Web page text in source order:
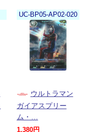
UC-BP05-AP02-020
ウルトラマン
ガイアスプリー
ム・…
1,380円